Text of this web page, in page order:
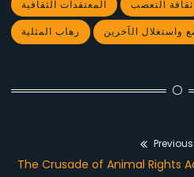
المعتقدات الثقافية ثقافة التعصب
رهاب المثلية واستغلال الآخرين
Previous
The Crusade of Animal Rights